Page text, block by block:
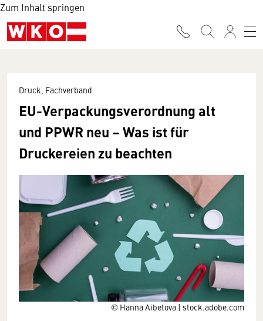
Zum Inhalt springen
© Hanna Aibetova | stock.adobe.com
Druck, Fachverband
EU-Verpackungsverordnung alt
und PPWR neu − Was ist für
Druckereien zu beachten